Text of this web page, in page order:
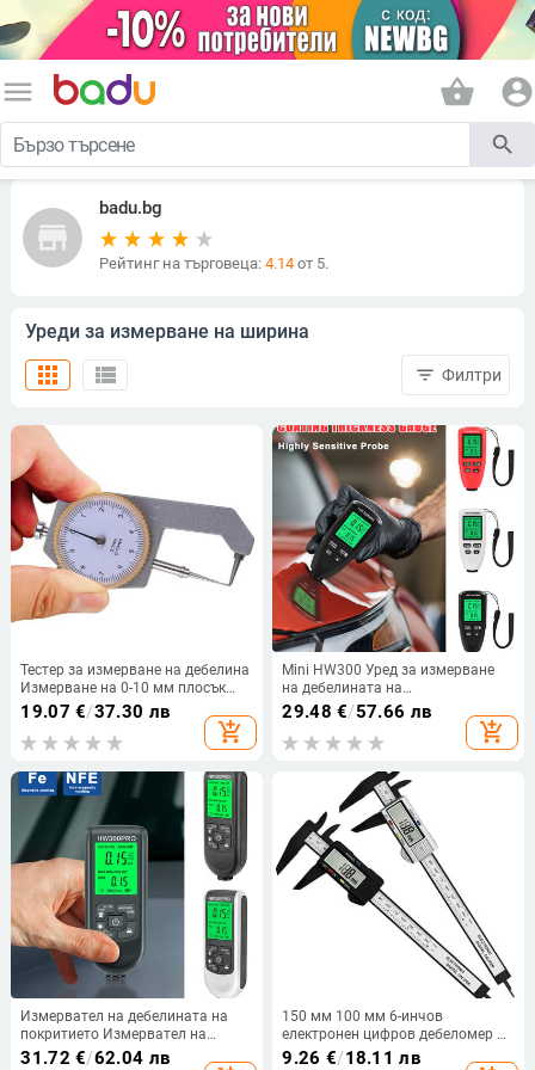
menu shopping_basket account_circle
search
store
badu.bg
Рейтинг на търговеца: 4.14от 5.
Уреди за измерване на ширина
view_list
apps filter_list Филтри
Тестер за измерване на дебелина
Измерване на 0-10 мм плосък
лист инструмент за изработка на
кожа, високопрецизно ръчно
измерване на твърде 0,05 мм
19.07 €/37.30 лв
add_shopping_cart
Mini HW300 Уред за измерване
на дебелината на
автомобилната боя Инструменти
за проверка Тестер Цифрово
устройство за измерване на
29.48 €/57.66 лв
add_shopping_cart
Измервател на дебелината на
покритието Измервател на
автомобилната боя Цифров
31.72 €/62.04 лв
150 мм 100 мм 6-инчов
електронен цифров дебеломер от
въглеродни влакна Нониус
9.26 €/18.11 лв